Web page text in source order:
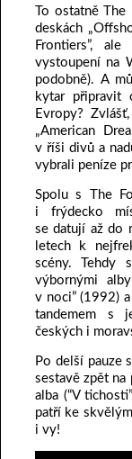
To ostatně
deskách
Frontiers”,
vystoupení na
podobně). A
kytar připravit
Evropy?
„American
v říši divů a
vybrali peníze
Spolu s The
i frýdecko
se datují až do
letech k
scény. Tehdy
výbornými
v noci” (1992)
tandemem s
českých i
Po delší pauze
sestavě zpět
alba (“V
patří ke
i vy!